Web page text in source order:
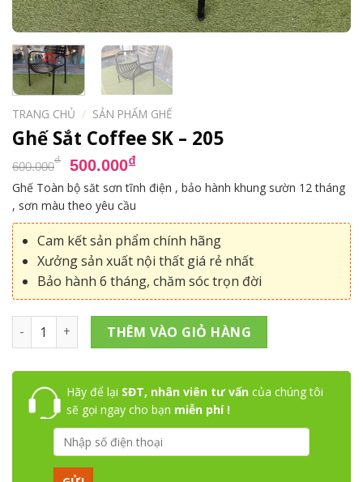
TRANG CHỦ / SẢN PHẨM GHẾ
Ghế Sắt Coffee SK – 205
600.000₫ Giá
gốc
là:
600.000₫.
500.000₫Giá
hiện
tại
là:
500.000₫.
Ghế Toàn bộ săt sơn tĩnh điện , bảo hành khung sườn 12 tháng
, sơn màu theo yêu cầu
Cam kết sản phẩm chính hãng
Xưởng sản xuất nội thất giá rẻ nhất
Bảo hành 6 tháng, chăm sóc trọn đời
Ghế Sắt Coffee SK - 205 số lượng
THÊM VÀO GIỎ HÀNG
Hãy để lại SĐT, nhân viên tư vấncủa chúng tôi
sẽ gọi ngay cho bạn miễn phí !